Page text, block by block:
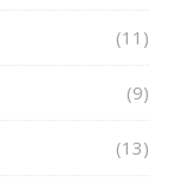
(11)
(9)
(13)